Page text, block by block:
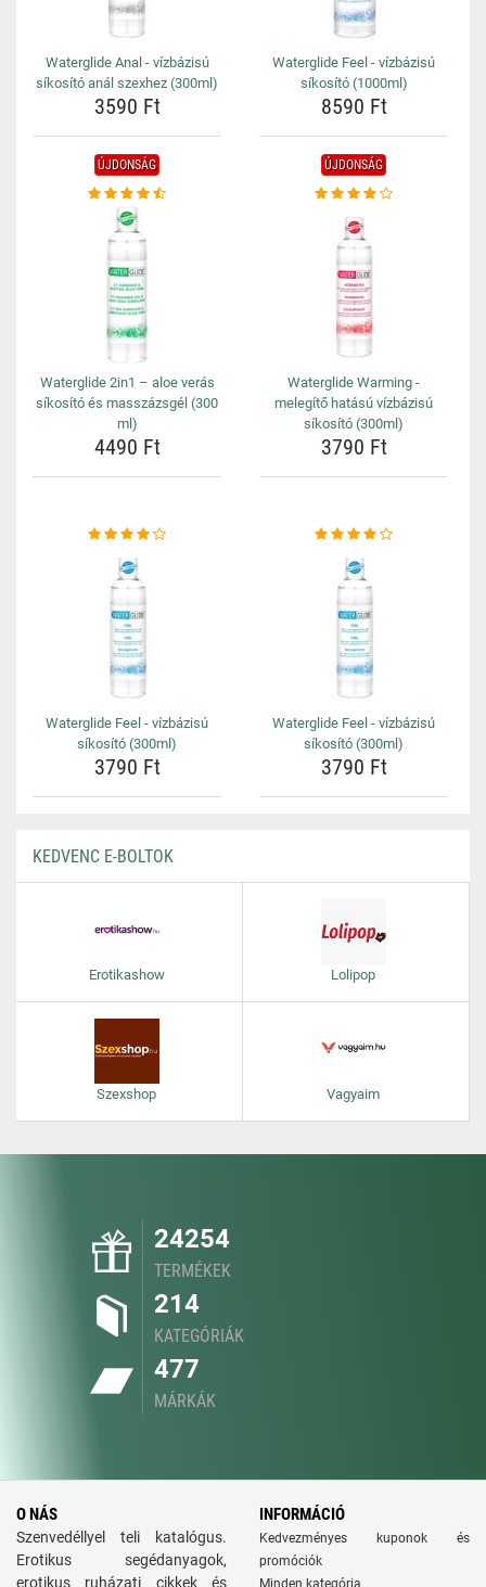
Waterglide Anal - vízbázisú
síkosító anál szexhez (300ml)
3590 Ft
Waterglide Feel - vízbázisú
síkosító (1000ml)
8590 Ft
ÚJDONSÁG
Waterglide 2in1 – aloe verás
síkosító és masszázsgél (300
ml)
4490 Ft
ÚJDONSÁG
Waterglide Warming -
melegítő hatású vízbázisú
síkosító (300ml)
3790 Ft
Waterglide Feel - vízbázisú
síkosító (300ml)
3790 Ft
Waterglide Feel - vízbázisú
síkosító (300ml)
3790 Ft
KEDVENC E-BOLTOK
Erotikashow Lolipop
Szexshop Vagyaim
24254
TERMÉKEK
214
KATEGÓRIÁK
477
MÁRKÁK
O NÁS
Szenvedéllyel teli katalógus.
Erotikus segédanyagok,
erotikus ruházati cikkek és
INFORMÁCIÓ
Kedvezményes kuponok és
promóciók
Minden kategória